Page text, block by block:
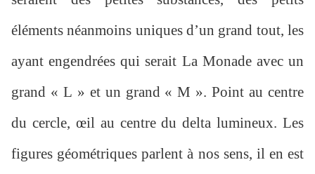
éléments néanmoins uniques d’un grand tout, les
ayant engendrées qui serait La Monade avec un
grand « L » et un grand « M ». Point au centre
du cercle, œil au centre du delta lumineux. Les
figures géométriques parlent à nos sens, il en est